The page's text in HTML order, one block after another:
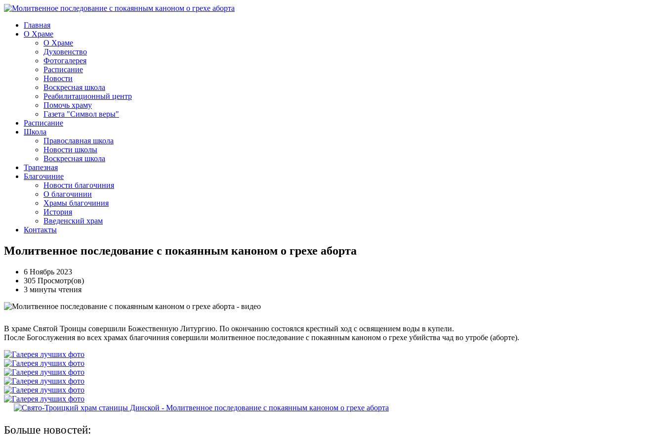
Главная
О Храме
О Храме
Духовенство
Фотогалерея
Расписание
Новости
Воскресная школа
Реабилитационный центр
Помочь храму
Газета "Символ веры"
Расписание
Школа
Православная школа
Новости школы
Воскресная школа
Трапезная
Благочиние
Новости благочиния
О благочинии
Храмы благочиния
История
Введенский храм
Контакты
Молитвенное последование с покаянным каноном о грехе аборта
6 Ноябрь 2023
305 Просмотр(ов)
3 минуты чтения
В храме Святой Троицы совершили Божественную Литургию. По окончанию состоялся крестный ход с освящением воды в купели.
После Богослужения во всех храмах благочиния совершили молитвенное последование с покаянным каноном о грехе убийства чад во утробе (аборте).
Больше новостей: